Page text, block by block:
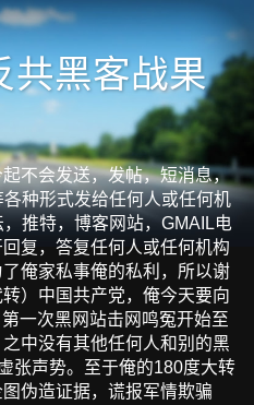
共黑客战果
不会发送，发帖，短消息，
种形式发给任何人或任何机
推特，博客网站，GMAIL电
复，答复任何人或任何机构
俺家私事俺的私利，所以谢
）中国共产党，俺今天要向
一次黑网站击网鸣冤开始至
中没有其他任何人和别的黑
张声势。至于俺的180度大转
伪造证据，谎报军情欺骗